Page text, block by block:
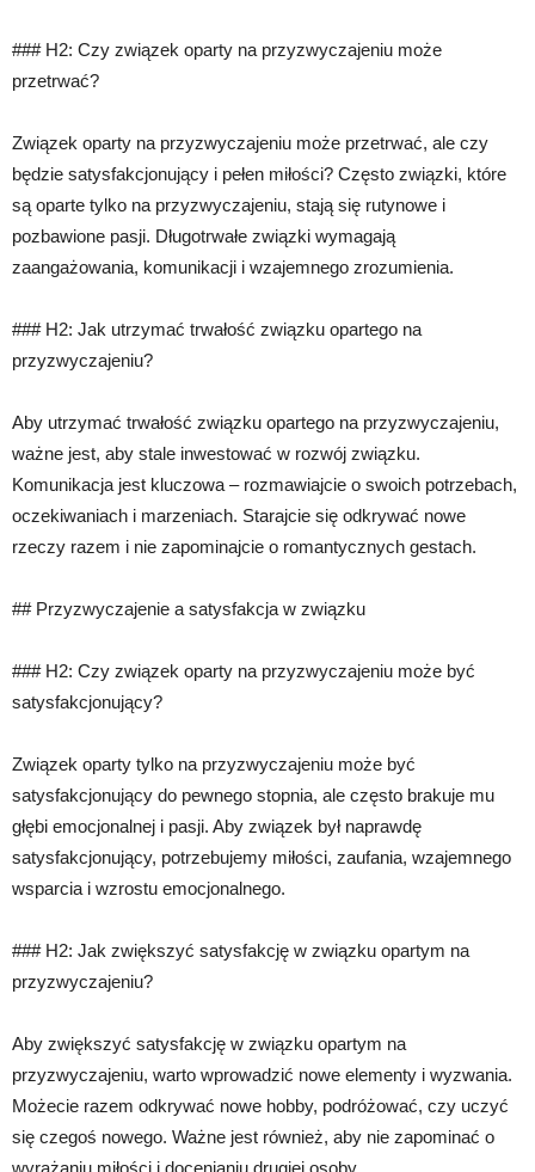
### H2: Czy związek oparty na przyzwyczajeniu może
przetrwać?
Związek oparty na przyzwyczajeniu może przetrwać, ale czy
będzie satysfakcjonujący i pełen miłości? Często związki, które
są oparte tylko na przyzwyczajeniu, stają się rutynowe i
pozbawione pasji. Długotrwałe związki wymagają
zaangażowania, komunikacji i wzajemnego zrozumienia.
### H2: Jak utrzymać trwałość związku opartego na
przyzwyczajeniu?
Aby utrzymać trwałość związku opartego na przyzwyczajeniu,
ważne jest, aby stale inwestować w rozwój związku.
Komunikacja jest kluczowa – rozmawiajcie o swoich potrzebach,
oczekiwaniach i marzeniach. Starajcie się odkrywać nowe
rzeczy razem i nie zapominajcie o romantycznych gestach.
## Przyzwyczajenie a satysfakcja w związku
### H2: Czy związek oparty na przyzwyczajeniu może być
satysfakcjonujący?
Związek oparty tylko na przyzwyczajeniu może być
satysfakcjonujący do pewnego stopnia, ale często brakuje mu
głębi emocjonalnej i pasji. Aby związek był naprawdę
satysfakcjonujący, potrzebujemy miłości, zaufania, wzajemnego
wsparcia i wzrostu emocjonalnego.
### H2: Jak zwiększyć satysfakcję w związku opartym na
przyzwyczajeniu?
Aby zwiększyć satysfakcję w związku opartym na
przyzwyczajeniu, warto wprowadzić nowe elementy i wyzwania.
Możecie razem odkrywać nowe hobby, podróżować, czy uczyć
się czegoś nowego. Ważne jest również, aby nie zapominać o